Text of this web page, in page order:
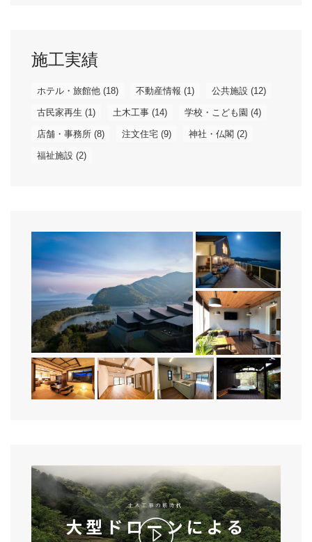
施工実績
ホテル・旅館他 (18) 不動産情報 (1) 公共施設 (12)
古民家再生 (1) 土木工事 (14) 学校・こども園 (4)
店舗・事務所 (8) 注文住宅 (9) 神社・仏閣 (2)
福祉施設 (2)